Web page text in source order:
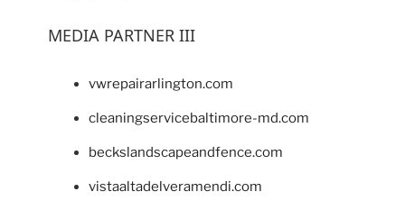
MEDIA PARTNER III
vwrepairarlington.com
cleaningservicebaltimore-md.com
beckslandscapeandfence.com
vistaaltadelveramendi.com